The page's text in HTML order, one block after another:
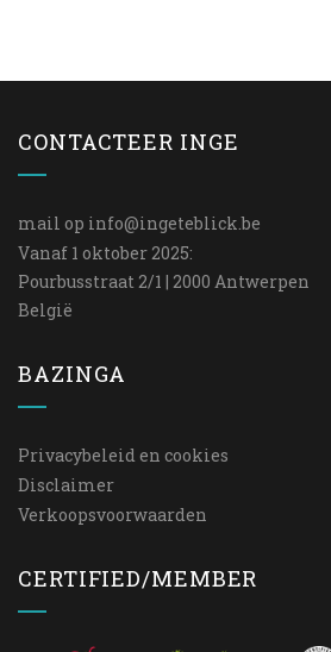
CONTACTEER INGE
mail op info@ingeteblick.be
Vanaf 1 oktober 2025:
Pourbusstraat 2/1 | 2000 Antwerpen
België
BAZINGA
Privacybeleid en cookies
Disclaimer
Verkoopsvoorwaarden
CERTIFIED/MEMBER